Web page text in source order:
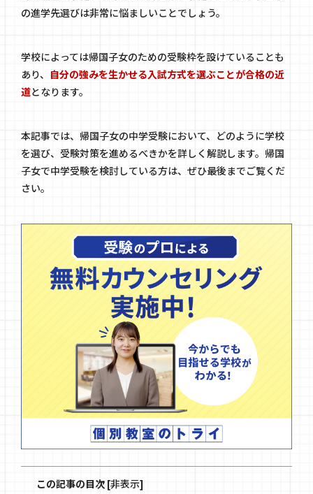
の進学先選びは非常に悩ましいことでしょう。
学校によっては帰国子女のための受験枠を設けていることも
あり、 自分の強みを生かせる入試方式を選ぶことが合格の近
道となります。
本記事では、帰国子女の中学受験において、どのように学校
を選び、受験対策を進めるべきかを詳しく解説します。帰国
子女で中学受験を検討している方は、ぜひ最後までご覧くだ
さい。
この記事の目次 [非表示]